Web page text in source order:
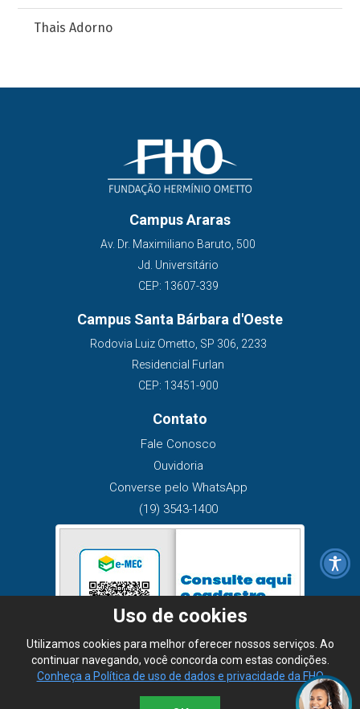
Thais Adorno
Campus Araras
Av. Dr. Maximiliano Baruto, 500
Jd. Universitário
CEP: 13607-339
Campus Santa Bárbara d'Oeste
Rodovia Luiz Ometto, SP 306, 2233
Residencial Furlan
CEP: 13451-900
Contato
Fale Conosco
Ouvidoria
Converse pelo WhatsApp
(19) 3543-1400
Uso de cookies
Utilizamos cookies para melhor oferecer nossos serviços. Ao
continuar navegando, você concorda com estas condições.
Conheça a Política de uso de dados e privacidade da FHO